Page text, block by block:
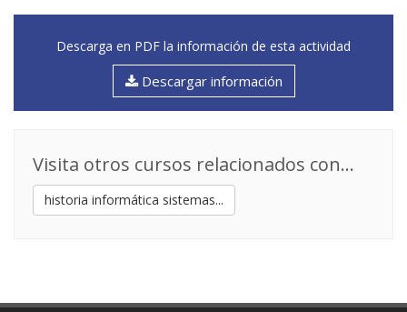
Descarga en PDF la información de esta actividad
Descargar información
Visita otros cursos relacionados con...
historia informática sistemas...